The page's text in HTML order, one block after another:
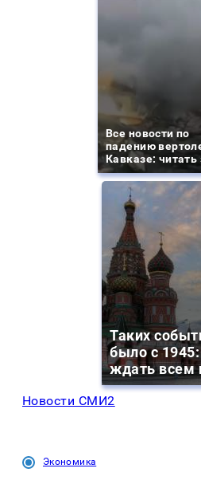
Все новости по
падению
Кавказе: читать
Таких
было с
ждать всем
Новости СМИ2
Экономика